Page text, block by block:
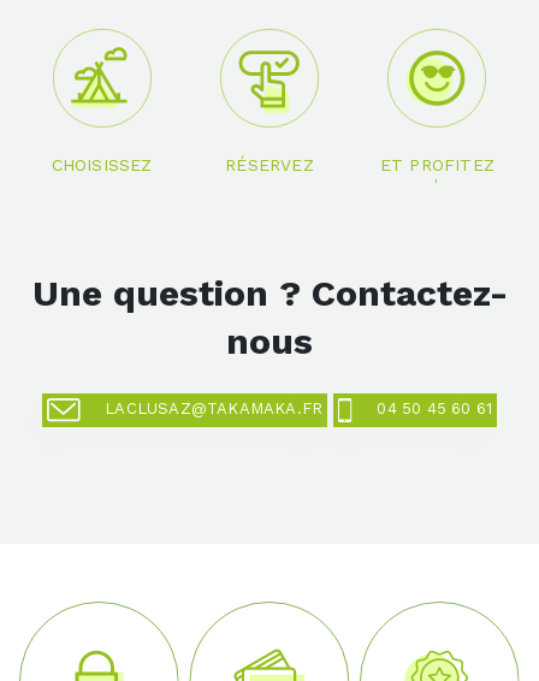
CHOISISSEZ RÉSERVEZ
ET PROFITEZ
!
Une question ? Contactez-
nous
LACLUSAZ@TAKAMAKA.FR 04 50 45 60 61